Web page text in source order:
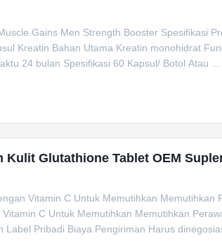
Gains Men Strength Booster Spesifikasi
Kreatin Bahan Utama Kreatin monohidrat
24 bulan Spesifikasi 60 Kapsul/ Botol Atau ...
Kulit Glutathione Tablet OEM
Vitamin C Untuk Memutihkan Memutihkan
C Untuk Memutihkan Memutihkan
Pribadi Biaya Pengiriman Harus